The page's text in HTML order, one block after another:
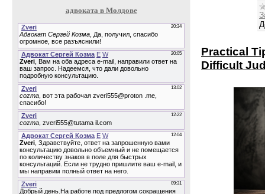
адвоката в Молдове
Practical
Difficult